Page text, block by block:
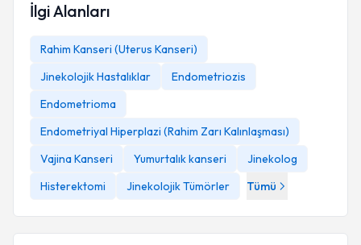
İlgi Alanları
Rahim Kanseri (Uterus Kanseri)
Jinekolojik Hastalıklar
Endometriozis
Endometrioma
Endometriyal Hiperplazi (Rahim Zarı Kalınlaşması)
Vajina Kanseri
Yumurtalık kanseri
Jinekolog
Histerektomi
Jinekolojik Tümörler Tümü